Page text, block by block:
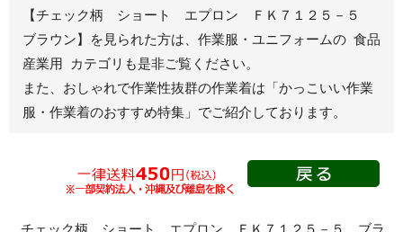
ジャンパー
秋冬長袖
春夏半袖
スモック
秋冬長袖
クリーンウェ
【チェック柄 ショート エプロン ＦＫ７１２５－５
ブラウン】を見られた方は、作業服・ユニフォームの 食品
産業用 カテゴリも是非ご覧ください。
また、おしゃれで作業性抜群の作業着は 「かっこいい作業
服・作業着のおすすめ特集」 でご紹介しております。
チェック柄 ショート エプロン ＦＫ７１２５－５ ブラ